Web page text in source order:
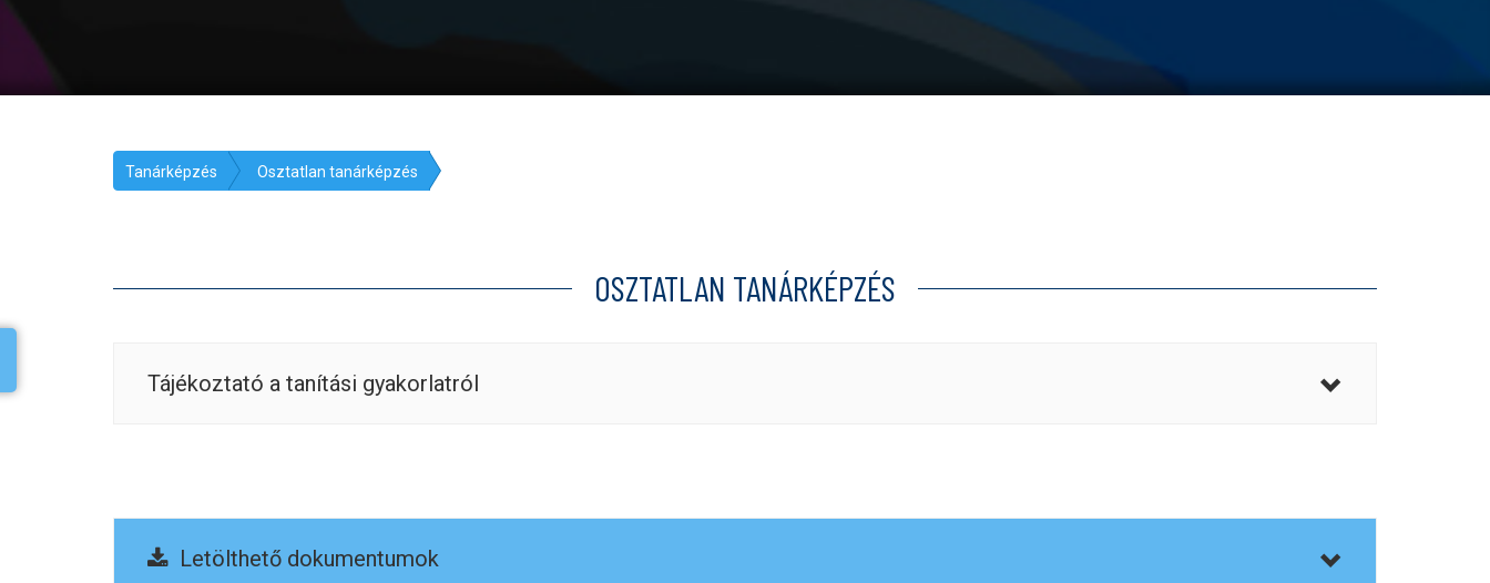
Tanárképzés Osztatlan tanárképzés
OSZTATLAN TANÁRKÉPZÉS
Tájékoztató a tanítási gyakorlatról
Letölthető dokumentumok